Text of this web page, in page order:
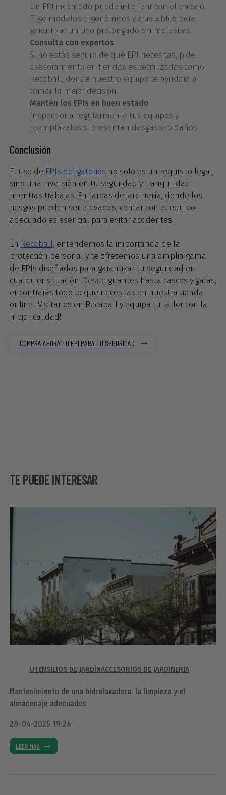
Un EPI incómodo puede interferir con el trabajo.
Elige modelos ergonómicos y ajustables para
garantizar un uso prolongado sin molestias.
Consulta con expertos
Si no estás seguro de qué EPI necesitas, pide
asesoramiento en tiendas especializadas como
Recaball, donde nuestro equipo te ayudará a
tomar la mejor decisión.
Mantén los EPIs en buen estado
Inspecciona regularmente tus equipos y
reemplázalos si presentan desgaste o daños.
Conclusión
El uso de EPIs obligatorios no solo es un requisito legal,
sino una inversión en tu seguridad y tranquilidad
mientras trabajas. En tareas de jardinería, donde los
riesgos pueden ser elevados, contar con el equipo
adecuado es esencial para evitar accidentes.
En Recaball , entendemos la importancia de la
protección personal y te ofrecemos una amplia gama
de EPIs diseñados para garantizar tu seguridad en
cualquier situación. Desde guantes hasta cascos y gafas,
encontrarás todo lo que necesitas en nuestra tienda
online. ¡Visítanos en Recaball y equipa tu taller con la
mejor calidad!
COMPRA AHORA TU EPI PARA TU SEGURIDAD
TE PUEDE INTERESAR
UTENSILIOS DE JARDÍNACCESORIOS DE JARDINERIA
Mantenimiento de una hidrolavadora: la limpieza y el
almacenaje adecuados
28-04-2025 19:24
LEER MÁS